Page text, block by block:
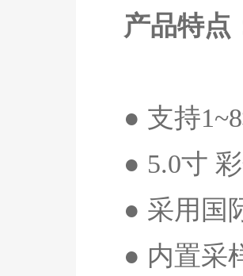
产品特点
● 支持1~8
● 5.0寸
● 采用国
● 内置采